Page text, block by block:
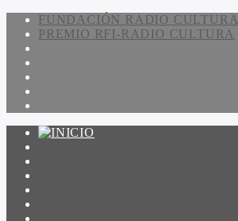
FUNDACIÓN RADIO CULTURA
PREMIO RFI-RADIO CULTURA